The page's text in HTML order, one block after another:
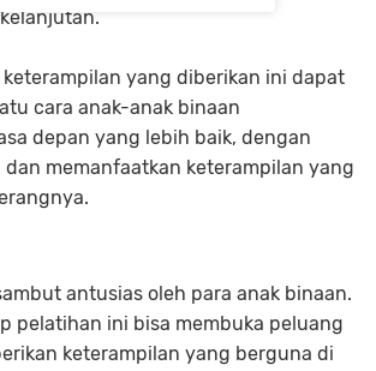
keterampilan yang diberikan ini dapat
cara anak-anak binaan
depan yang lebih baik, dengan
dan memanfaatkan keterampilan yang
antusias oleh para anak binaan.
pelatihan ini bisa membuka peluang
keterampilan yang berguna di